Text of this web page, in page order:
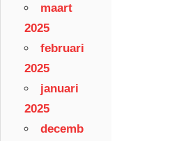
maart
2025
februari
2025
januari
2025
decemb